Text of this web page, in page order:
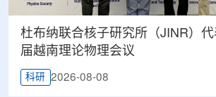
杜布纳联合核子研究所（JINR）代
届越南理论物理会议
科研 2026-08-08